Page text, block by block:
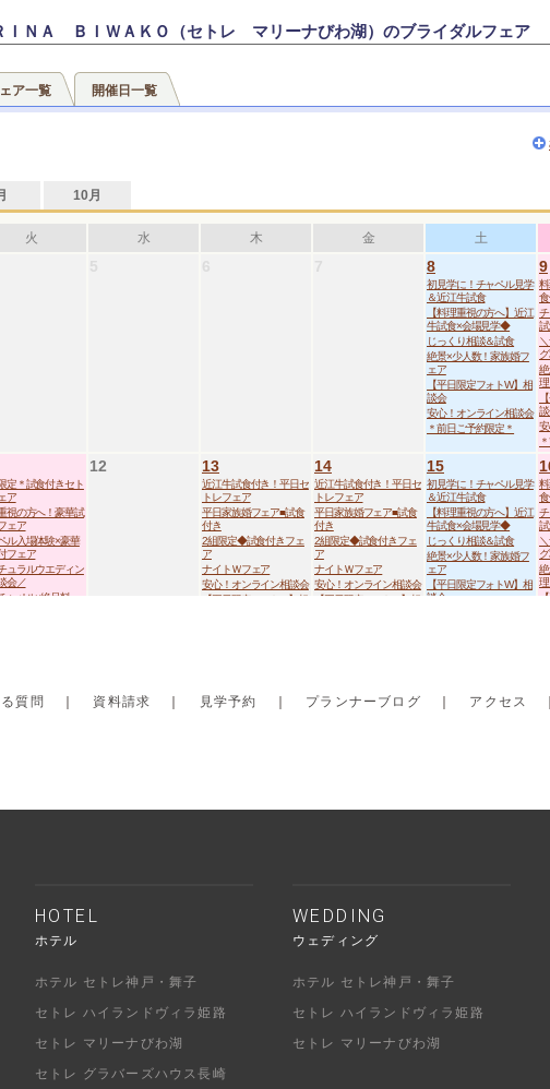
質問 資料請求 見学予約 プランナーブログ アクセス
HOTEL
ホテル
ホテル セトレ神戸・舞子
セトレ ハイランドヴィラ姫路
セトレ マリーナびわ湖
セトレ グラバーズハウス長崎
WEDDING
ウェディング
ホテル セトレ神戸・舞子
セトレ ハイランドヴィラ姫路
セトレ マリーナびわ湖